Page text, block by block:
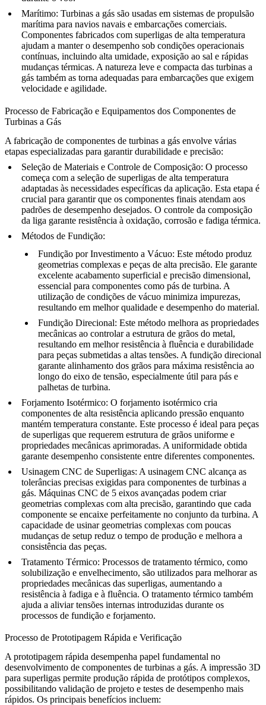
Marítimo: Turbinas a gás são usadas em sistemas de propulsão
marítima para navios navais e embarcações comerciais.
Componentes fabricados com superligas de alta temperatura
ajudam a manter o desempenho sob condições operacionais
contínuas, incluindo alta umidade, exposição ao sal e rápidas
mudanças térmicas. A natureza leve e compacta das turbinas a
gás também as torna adequadas para embarcações que exigem
velocidade e agilidade.
Processo de Fabricação e Equipamentos dos Componentes de
Turbinas a Gás
A fabricação de componentes de turbinas a gás envolve várias
etapas especializadas para garantir durabilidade e precisão:
Seleção de Materiais e Controle de Composição: O processo
começa com a seleção de superligas de alta temperatura
adaptadas às necessidades específicas da aplicação. Esta etapa é
crucial para garantir que os componentes finais atendam aos
padrões de desempenho desejados. O controle da composição
da liga garante resistência à oxidação, corrosão e fadiga térmica.
Métodos de Fundição:
Fundição por Investimento a Vácuo: Este método produz
geometrias complexas e peças de alta precisão. Ele garante
excelente acabamento superficial e precisão dimensional,
essencial para componentes como pás de turbina. A
utilização de condições de vácuo minimiza impurezas,
resultando em melhor qualidade e desempenho do material.
Fundição Direcional: Este método melhora as propriedades
mecânicas ao controlar a estrutura de grãos do metal,
resultando em melhorresistência à fluência e durabilidade
para peças submetidas a altas tensões. A fundição direcional
garante alinhamento dos grãos para máxima resistência ao
longo do eixo de tensão, especialmente útil para pás e
palhetas de turbina.
Forjamento Isotérmico: O forjamento isotérmico cria
componentes de alta resistência aplicando pressão enquanto
mantém temperatura constante. Este processo é ideal para peças
de superligas que requerem estrutura de grãos uniforme e
propriedades mecânicas aprimoradas. A uniformidade obtida
garante desempenho consistente entre diferentes componentes.
Usinagem CNC de Superligas: A usinagem CNC alcança as
tolerâncias precisas exigidas para componentes de turbinas a
gás. Máquinas CNC de 5 eixos avançadas podem criar
geometrias complexas com alta precisão, garantindo que cada
componente se encaixe perfeitamente no conjunto da turbina. A
capacidade de usinar geometrias complexas com poucas
mudanças de setup reduz o tempo de produção e melhora a
consistência das peças.
Tratamento Térmico: Processos de tratamento térmico, como
solubilização e envelhecimento, são utilizados para melhorar as
propriedades mecânicas das superligas, aumentando a
resistência à fadiga e à fluência. O tratamento térmico também
ajuda a aliviar tensões internas introduzidas durante os
processos de fundição e forjamento.
Processo de Prototipagem Rápida e Verificação
A prototipagem rápida desempenha papel fundamental no
desenvolvimento de componentes de turbinas a gás. A impressão 3D
para superligas permite produção rápida de protótipos complexos,
possibilitando validação de projeto e testes de desempenho mais
rápidos. Os principais benefícios incluem: